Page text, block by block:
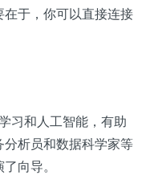
于，你可以直接连接
习和人工智能，有助
析员和数据科学家等
向导。